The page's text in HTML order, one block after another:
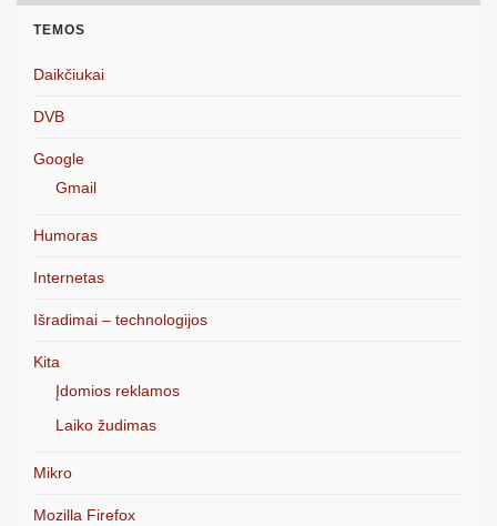
TEMOS
Daikčiukai
DVB
Google
Gmail
Humoras
Internetas
Išradimai – technologijos
Kita
Įdomios reklamos
Laiko žudimas
Mikro
Mozilla Firefox